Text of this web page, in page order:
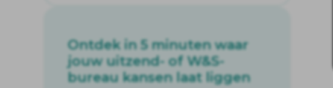
Ontdek in 5 minuten waar
jouw uitzend- of W&S-
bureau kansen laat liggen